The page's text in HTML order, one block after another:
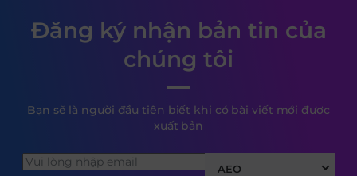
Đăng ký nhận bản tin của
chúng tôi
Bạn sẽ là người đầu tiên biết khi có bài viết mới được
xuất bản
AEO